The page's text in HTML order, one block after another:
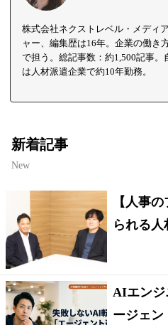
株式会社ネクストレベル・メディ
ャー、編集歴は16年。企業の働き
で担う。総記事数：約1,500記事
は人材派遣企業で約10年勤務。
新着記事
New
【人事
られる
AIエンジ
ージェン